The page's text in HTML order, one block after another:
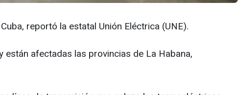
reportó la estatal Unión Eléctrica (UNE).
están afectadas las provincias de La Habana,